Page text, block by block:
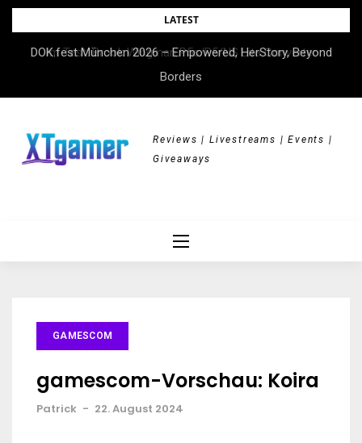
Skip
content
LATEST
Im Test: Brook Wingman P5s/P5/NS Lite Converter
DOK.fest München 2026 – Empowered, HerStory, Beyond
Borders
Reviews | Livestreams | Events |
Giveaways
GAMESCOM
gamescom-Vorschau: Koira
Patrick - 22. August 2024